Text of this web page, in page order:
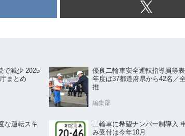
で減少 2025
まとめ
優良二輪車安全運転指導員等
年度は37都道府県から42名／
推
編集部
な運転スキ
二輪車に希望ナンバー制導入
み受付は今年10月